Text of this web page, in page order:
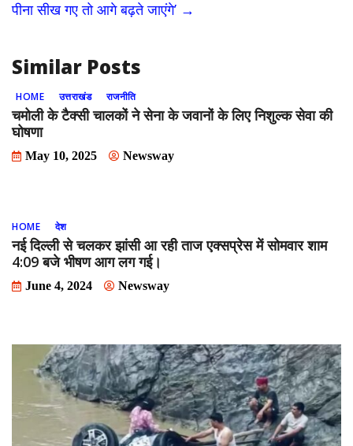
k
पीना सीख गए तो आगे बढ़ते जाएंगे’ →
Similar Posts
HOME उत्तराखंड राजनीति
चमोली के टैक्सी चालकों ने सेना के जवानों के लिए निशुल्क सेवा की
घोषणा
May 10, 2025 Newsway
HOME देश
नई दिल्ली से चलकर झांसी आ रही ताज एक्सप्रेस में सोमवार शाम
4:09 बजे भीषण आग लग गई।
June 4, 2024 Newsway